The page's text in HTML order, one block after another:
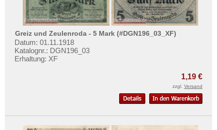
Orte mit V...
Orte mit W...
Orte mit X...
Orte mit Z...
Zahlungsbedingungen
Privatsphäre und Datenschutz
Widerrufsbelehrung
Liefer- und Versandkosten
Greiz und Zeulenroda - 5 Mark (#DGN196_03_XF)
Datum: 01.11.1918
Katalognr.: DGN196_03
Erhaltung: XF
1,19 €
zzgl. Versand